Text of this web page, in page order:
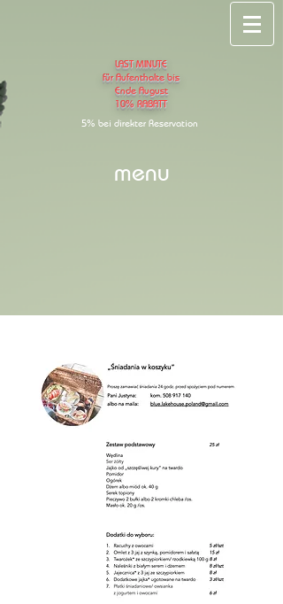
LAST MINUTE
für Aufenthalte bis
Ende August
10% RABATT
5% bei direkter Reservation
menu